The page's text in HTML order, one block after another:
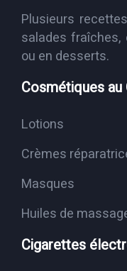
Plusieurs
salades
ou en desserts.
Cosmétiques au
Lotions
Crèmes
Masques
Huiles de
Cigarettes